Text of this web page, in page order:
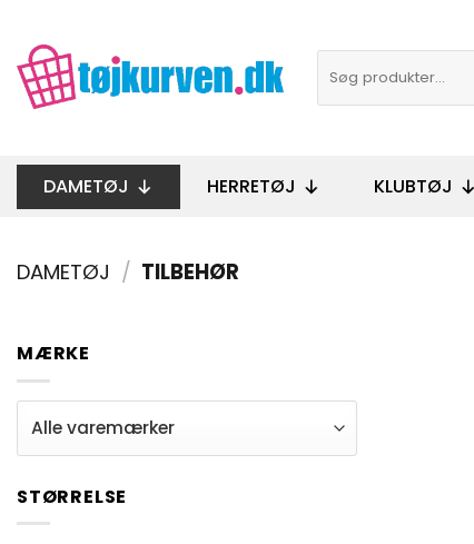
indhold
efter:
DAMETØJ HERRETØJ KLUBTØJ
DAMETØJ / TILBEHØR
MÆRKE
STØRRELSE